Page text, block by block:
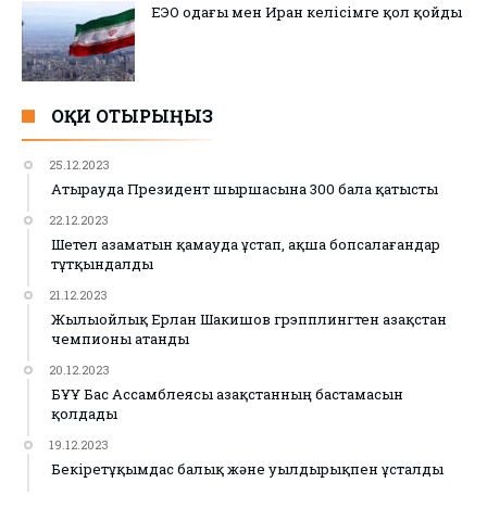
ЕЭО одағы мен Иран келісімге қол қойды
ОҚИ ОТЫРЫҢЫЗ
25.12.2023
Атырауда Президент шыршасына 300 бала қатысты
22.12.2023
Шетел азаматын қамауда ұстап, ақша бопсалағандар
тұтқындалды
21.12.2023
Жылыойлық Ерлан Шакишов грэпплингтен Қазақстан
чемпионы атанды
20.12.2023
БҰҰ Бас Ассамблеясы Қазақстанның бастамасын
қолдады
19.12.2023
Бекіретұқымдас балық және уылдырықпен ұсталды